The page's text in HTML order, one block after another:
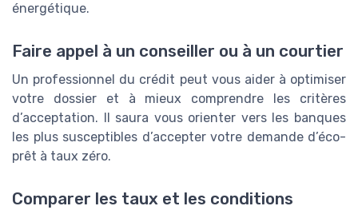
énergétique.
Faire appel à un conseiller ou à un courtier
Un professionnel du crédit peut vous aider à optimiser
votre dossier et à mieux comprendre les critères
d’acceptation. Il saura vous orienter vers les banques
les plus susceptibles d’accepter votre demande d’éco-
prêt à taux zéro.
Comparer les taux et les conditions